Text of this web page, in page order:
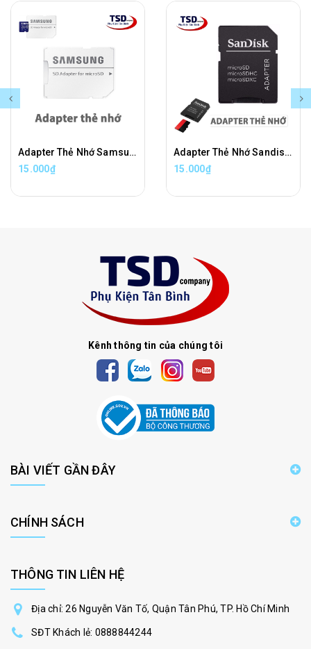
Adapter Thẻ Nhớ Samsung Chuyển Đổi Thẻ Nhớ Micro SD Sang Thẻ Nhớ SD Chính Hãng
15.000₫
Adapter Thẻ Nhớ Sandisk Chuyển Đổi Thẻ Nhớ Micro SD Sang Thẻ Nhớ SD Chính Hãng
15.000₫
Kênh thông tin của chúng tôi
BÀI VIẾT GẦN ĐÂY
CHÍNH SÁCH
THÔNG TIN LIÊN HỆ
Địa chỉ: 26 Nguyễn Văn Tố, Quận Tân Phú, TP. Hồ Chí Minh
SĐT Khách lẻ: 0888844244